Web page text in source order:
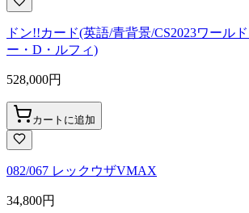
ドン!!カード(英語/青背景/CS2023ワール
ー・D・ルフィ)
528,000円
カートに追加
082/067 レックウザVMAX
34,800円